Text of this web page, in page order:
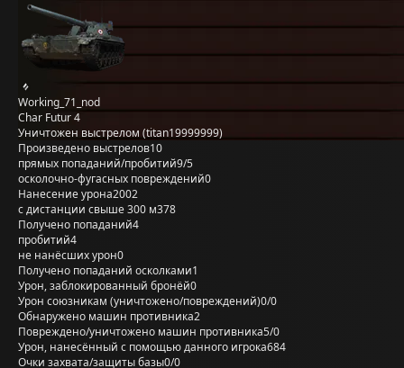
Working_71_nod
Char Futur 4
Уничтожен выстрелом (titan19999999)
Произведено выстрелов10
прямых попаданий/пробитий9/5
осколочно-фугасных повреждений0
Нанесение урона2002
с дистанции свыше 300 м378
Получено попаданий4
пробитий4
не нанёсших урон0
Получено попаданий осколками1
Урон, заблокированный бронёй0
Урон союзникам (уничтожено/повреждений)0/0
Обнаружено машин противника2
Повреждено/уничтожено машин противника5/0
Урон, нанесённый с помощью данного игрока684
Очки захвата/защиты базы0/0